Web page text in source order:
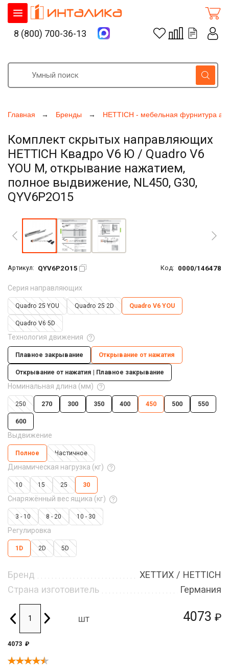
Главная Бренды HETTICH - мебельная фурнитура
Комплект скрытых направляющих
HETTICH Квадро V6 Ю / Quadro V6
YOU M, открывание нажатием,
полное выдвижение, NL450, G30,
QYV6P2O15
Артикул: QYV6P2O15 Код: 0000/146478
4073 ₽
Серия направляющих
Quadro 25 YOU Quadro 25 2D Quadro V6 YOU
Quadro V6 5D
Технология движения
Плавное закрывание Открывание от нажатия
Открывание от нажатия | Плавное закрывание
Номинальная длина (мм)
250 270 300 350 400 450 500 550
600
Выдвижение
Полное Частичное
Динамическая нагрузка (кг)
10 15 25 30
Снаряжённый вес ящика (кг)
3 - 10 8 - 20 10 - 30
Регулировка
1D 2D 5D
Бренд
ХЕТТИХ / HETTICH
Страна изготовитель
Германия
шт
4073 ₽
8 (800) 700-36-13